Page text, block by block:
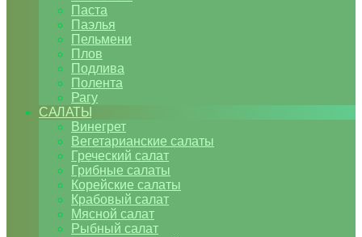
Паста
Паэлья
Пельмени
Плов
Подлива
Полента
Рагу
САЛАТЫ
Винегрет
Вегетарианские салаты
Греческий салат
Грибные салаты
Корейские салаты
Крабовый салат
Мясной салат
Рыбный салат